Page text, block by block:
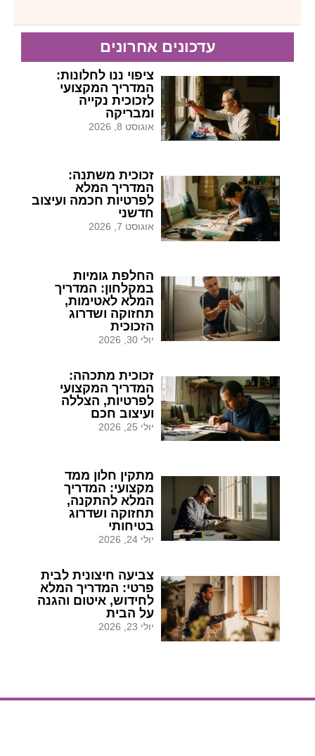
עדכונים אחרונים
ציפוי ננו לחלונות:
המדריך המקצועי
לזכוכית נקייה
ומבריקה
אוגוסט 8, 2026
זכוכית משתנה:
המדריך המלא
לפרטיות חכמה ועיצוב
חדשני
אוגוסט 7, 2026
החלפת גומיות
במקלחון: המדריך
המלא לאטימות,
תחזוקה ושדרוג
הזכוכית
יולי 30, 2026
זכוכית מתכהה:
המדריך המקצועי
לפרטיות, הצללה
ועיצוב חכם
יולי 25, 2026
מתקין חלון ממד
מקצועי: המדריך
המלא להתקנה,
תחזוקה ושדרוג
בטיחותי
יולי 24, 2026
צביעה חיצונית לבית
פרטי: המדריך המלא
לחידוש, איטום והגנה
על הבית
יולי 23, 2026